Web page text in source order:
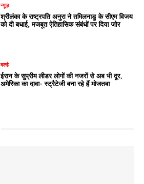
न्यूज़
श्रीलंका के राष्ट्रपति अनुरा ने तमिलनाडु के सीएम विजय
को दी बधाई, मजबूत ऐतिहासिक संबंधों पर दिया जोर
वर्ल्ड
ईरान के सुप्रीम लीडर लोगों की नजरों से अब भी दूर,
अमेरिका का दावा- स्ट्रैटेजी बना रहे हैं मोजतबा